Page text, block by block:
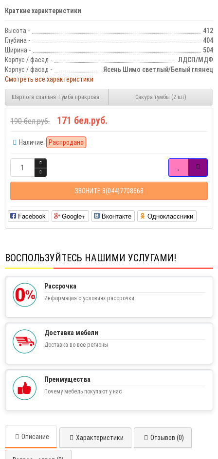
Краткие характеристики
Высота -
412
Глубина -
404
Ширина -
504
Корпус / фасад -
ЛДСП/МДФ
Корпус / фасад -
Ясень Шимо светлый/Белый глянец
Смотреть все характеристики
Шарлота спальня Тумба прикроватная (пара) Сакура тумбы (2 шт)
190 бел.руб. 171 бел.руб.
Наличие: Распродано
ЗВОНИТЕ 8(044)7708668
Facebook Google+ Вконтакте Одноклассники
ВОСПОЛЬЗУЙТЕСЬ НАШИМИ УСЛУГАМИ!
Рассрочка
Информация о условиях рассрочки
Доставка мебели
Доставка во все регионы
Преимущества
Почему мебель покупают у нас
Описание Характеристики Отзывов (0)